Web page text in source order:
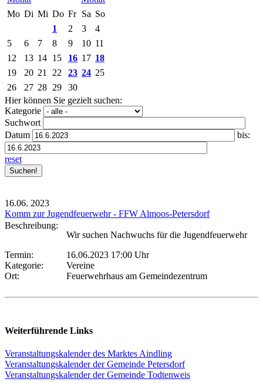
Mo Di Mi Do Fr Sa So
1
2 3
4
5
6 7 8 9 10 11
12
13 14 15 16 17 18
19
20 21 22 23 24 25
26
27 28 29
30
Hier können Sie gezielt suchen:
Kategorie
Suchwort
Datum
bis:
reset
16.06. 2023
Komm zur Jugendfeuerwehr - FFW Almoos-Petersdorf
Beschreibung:
Wir suchen Nachwuchs für die Jugendfeuerwehr
Termin:
16.06.2023 17:00 Uhr
Kategorie:
Vereine
Ort:
Feuerwehrhaus am Gemeindezentrum
Weiterführende Links
Veranstaltungskalender des Marktes Aindling
Veranstaltungskalender der Gemeinde Petersdorf
Veranstaltungskalender der Gemeinde Todtenweis